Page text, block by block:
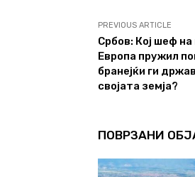
PREVIOUS ARTICLE
Србов: Кој шеф на
Европа пружил
бранејќи ги
својата земја?
ПОВРЗАНИ